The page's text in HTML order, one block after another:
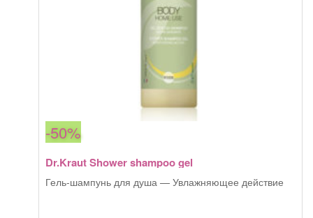
-50%
Dr.Kraut Shower shampoo gel
Гель-шампунь для душа — Увлажняющее действие